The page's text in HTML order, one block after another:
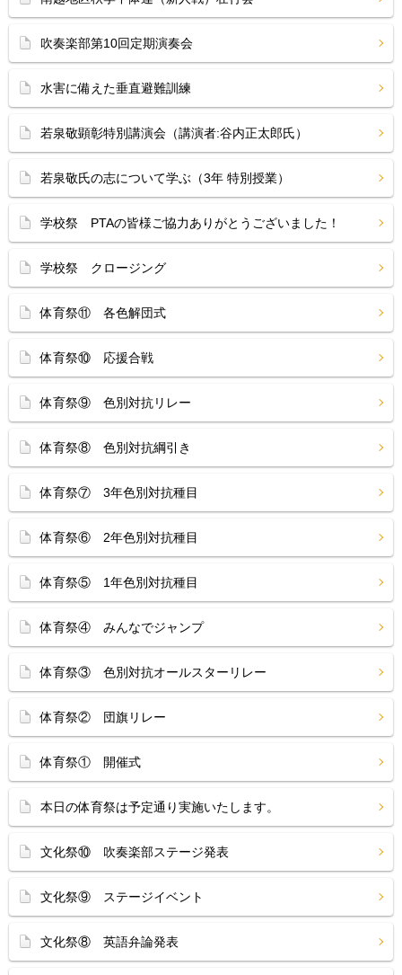
吹奏楽部第10回定期演奏会
水害に備えた垂直避難訓練
若泉敬顕彰特別講演会（講演者:谷内正太郎氏）
若泉敬氏の志について学ぶ（3年 特別授業）
学校祭 PTAの皆様ご協力ありがとうございました！
学校祭 クロージング
体育祭⑪ 各色解団式
体育祭⑩ 応援合戦
体育祭⑨ 色別対抗リレー
体育祭⑧ 色別対抗綱引き
体育祭⑦ 3年色別対抗種目
体育祭⑥ 2年色別対抗種目
体育祭⑤ 1年色別対抗種目
体育祭④ みんなでジャンプ
体育祭③ 色別対抗オールスターリレー
体育祭② 団旗リレー
体育祭① 開催式
本日の体育祭は予定通り実施いたします。
文化祭⑩ 吹奏楽部ステージ発表
文化祭⑨ ステージイベント
文化祭⑧ 英語弁論発表